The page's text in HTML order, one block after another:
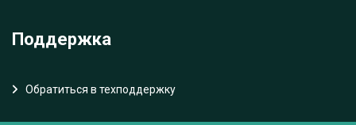
Поддержка
Обратиться в техподдержку